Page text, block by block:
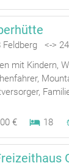
Feldberg <->
mit Kindern,
€ 18